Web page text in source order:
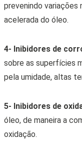
prevenindo variações
acelerada do óleo.
4- Inibidores de
sobre as superfícies
pela umidade, altas
5- Inibidores de
óleo, de maneira a
oxidação.